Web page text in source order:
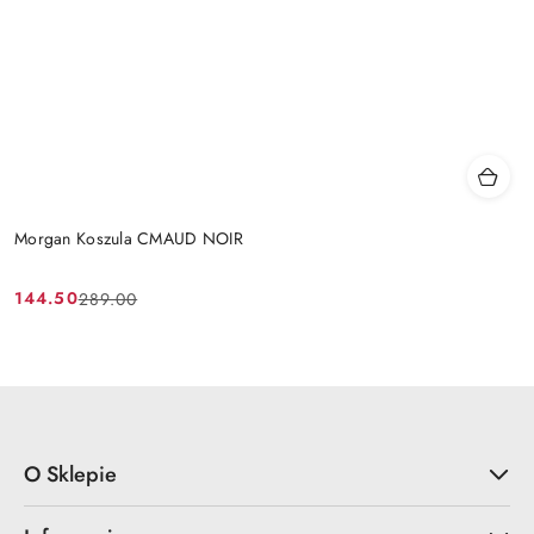
Morgan Koszula CMAUD NOIR
Cena
144.50
Cena
289.00
O Sklepie